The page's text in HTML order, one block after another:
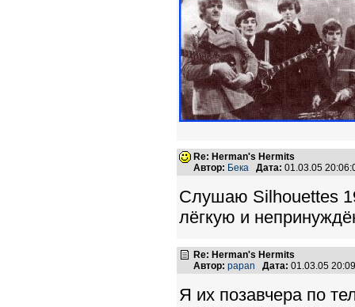
Re: Herman's Hermits
Автор: Бека Дата: 01.03.05
Слушаю Silhouettes
лёгкую и
Re: Herman's Hermits
Автор: papan Дата: 01.03.05
Я их позавчера по